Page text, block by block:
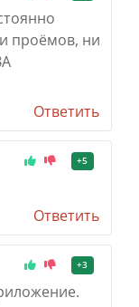
проёмов, ни
Ответить
+5
Ответить
+3